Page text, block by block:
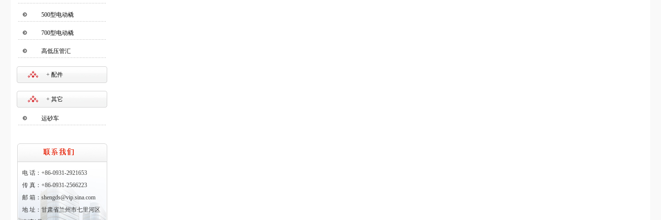
500型电动橇
700型电动橇
高低压管汇
+ 配件
+ 其它
运砂车
电 话：+86-0931-2921653
传 真：+86-0931-2566223
邮 箱：shengds@vip.sina.com
地 址：甘肃省兰州市七里河区